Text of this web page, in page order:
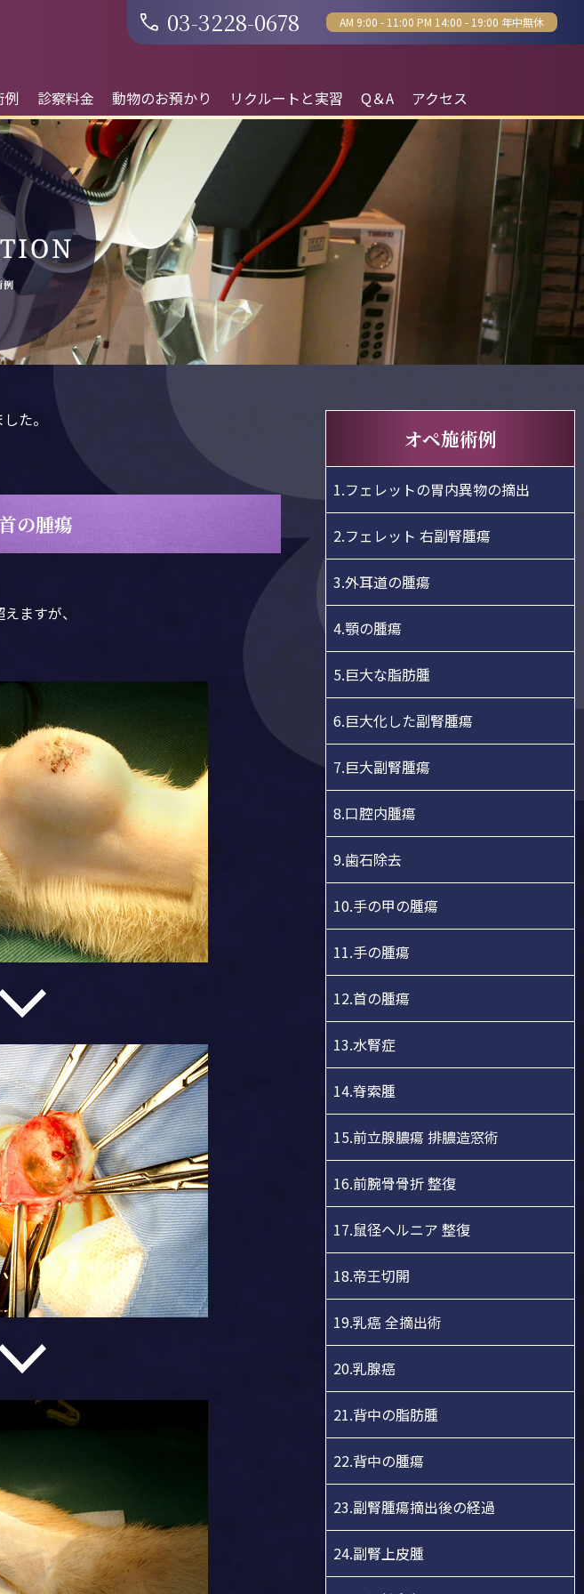
03-3228-0678 AM 9:00 - 11:00 PM 14:00 - 19:00 年中無休
例 診察料金 動物のお預かり リクルートと実習 Q＆A アクセス
た。
の腫瘍
ますが、
オペ施術例
1.フェレットの胃内異物の摘出
2.フェレット 右副腎腫瘍
3.外耳道の腫瘍
4.顎の腫瘍
5.巨大な脂肪腫
6.巨大化した副腎腫瘍
7.巨大副腎腫瘍
8.口腔内腫瘍
9.歯石除去
10.手の甲の腫瘍
11.手の腫瘍
12.首の腫瘍
13.水腎症
14.脊索腫
15.前立腺膿瘍 排膿造窓術
16.前腕骨骨折 整復
17.鼠径ヘルニア 整復
18.帝王切開
19.乳癌 全摘出術
20.乳腺癌
21.背中の脂肪腫
22.背中の腫瘍
23.副腎腫瘍摘出後の経過
24.副腎上皮腫